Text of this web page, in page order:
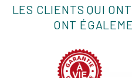
LES CLIENTS QUI
ONT